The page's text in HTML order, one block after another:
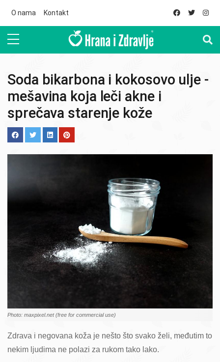
O nama Kontakt
Soda bikarbona i kokosovo ulje -
mešavina koja leči akne i
sprečava starenje kože
Photo: maxpixel.net (free for commercial use)
Zdrava i negovana koža je nešto što svako želi, međutim to
nekim ljudima ne polazi za rukom tako lako.